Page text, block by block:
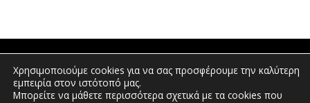
Πτολεμαίων 1, Διοικητήριο Φλώρινας |
Τηλέφωνο: 2385350400 | Email:
Χρησιμοποιούμε cookies για να σας προσφέρουμε την καλύτερη
εμπειρία στον ιστότοπό μας.
Μπορείτε να μάθετε περισσότερα σχετικά με τα cookies που